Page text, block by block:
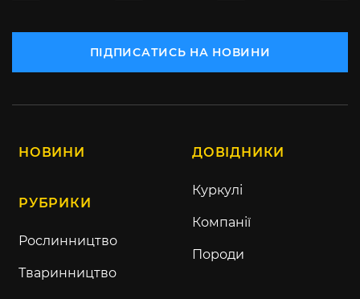
ПІДПИСАТИСЬ НА НОВИНИ
НОВИНИ
РУБРИКИ
Рослинництво
Тваринництво
ДОВІДНИКИ
Куркулі
Компанії
Породи